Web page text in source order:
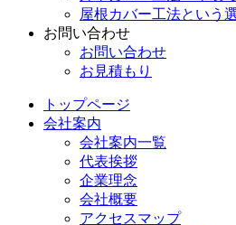
屋根カバー工法という
お問い合わせ
お問い合わせ
お見積もり
トップページ
会社案内
会社案内一覧
代表挨拶
企業理念
会社概要
アクセスマップ